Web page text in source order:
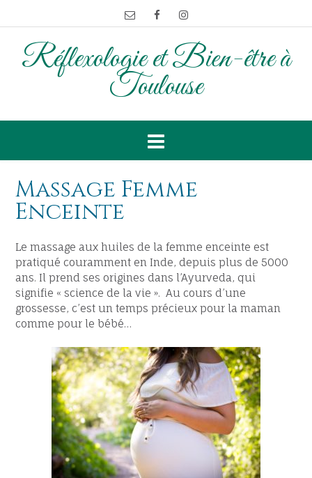
Réflexologie et Bien-être à
Toulouse
Massage Femme
Enceinte
Le massage aux huiles de la femme enceinte est
pratiqué couramment en Inde, depuis plus de 5000
ans. Il prend ses origines dans l’Ayurveda, qui
signifie « science de la vie ». Au cours d’une
grossesse, c’est un temps précieux pour la maman
comme pour le bébé…